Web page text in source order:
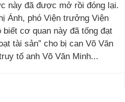
này đã được mở rồi đóng lại.
Ánh, phó Viện trưởng Viện
biết cơ quan này đã tống đạt
tài sản” cho bị can Võ Văn
tố anh Võ Văn Minh...